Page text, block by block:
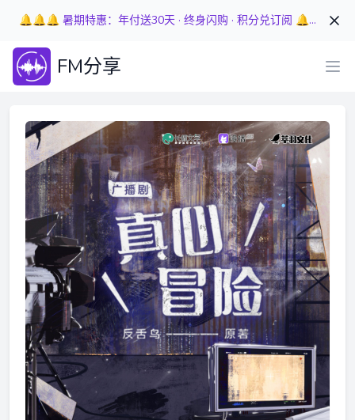
🔔🔔🔔 暑期特惠：年付送30天 · 终身闪购 · 积分兑订阅 🔔🔔🔔
FM分享